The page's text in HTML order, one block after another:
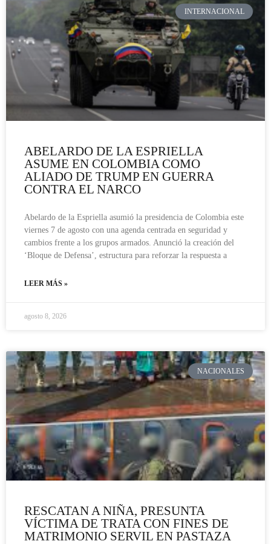
INTERNACIONAL
ABELARDO DE LA ESPRIELLA
ASUME EN COLOMBIA COMO
ALIADO DE TRUMP EN GUERRA
CONTRA EL NARCO
Abelardo de la Espriella asumió la presidencia de Colombia este
viernes 7 de agosto con una agenda centrada en seguridad y
cambios frente a los grupos armados. Anunció la creación del
‘Bloque de Defensa’, estructura para reforzar la respuesta a
LEER MÁS »
agosto 8, 2026
NACIONALES
RESCATAN A NIÑA, PRESUNTA
VÍCTIMA DE TRATA CON FINES DE
MATRIMONIO SERVIL EN PASTAZA